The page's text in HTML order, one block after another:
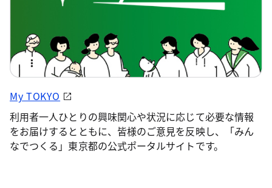
My TOKYO
利用者一人ひとりの興味関心や状況に応じて必要な情報
をお届けするとともに、皆様のご意見を反映し、「みん
なでつくる」東京都の公式ポータルサイトです。